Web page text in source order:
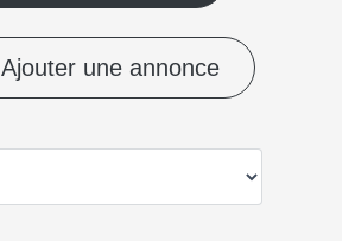
Ajouter une annonce